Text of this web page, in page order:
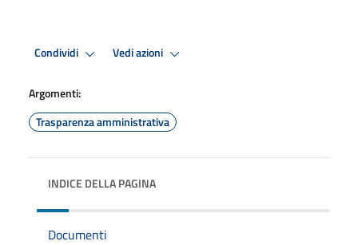
Condividi Vedi azioni
Argomenti:
Trasparenza amministrativa
INDICE DELLA PAGINA
Documenti